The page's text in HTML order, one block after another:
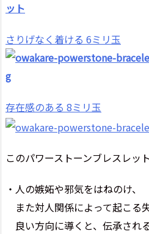
ット
さりげなく着ける 6ミリ玉
存在感のある 8ミリ玉
このパワーストーンブレスレッ
・人の嫉妬や邪気をはねのけ、
また対人関係によって起こる
良い方向に導くと、伝承され